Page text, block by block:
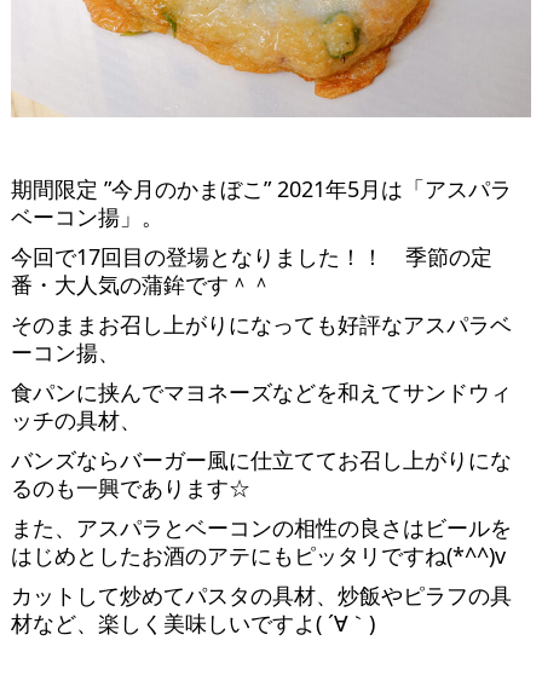
期間限定 ”今月のかまぼこ” 2021年5月は「アスパラ
ベーコン揚」。
今回で17回目の登場となりました！！ 季節の定
番・大人気の蒲鉾です＾＾
そのままお召し上がりになっても好評なアスパラベ
ーコン揚、
食パンに挟んでマヨネーズなどを和えてサンドウィ
ッチの具材、
バンズならバーガー風に仕立ててお召し上がりにな
るのも一興であります☆
また、アスパラとベーコンの相性の良さはビールを
はじめとしたお酒のアテにもピッタリですね(*^^)v
カットして炒めてパスタの具材、炒飯やピラフの具
材など、楽しく美味しいですよ( ´∀｀)